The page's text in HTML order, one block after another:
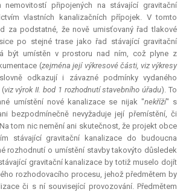
nemovitostí připojených na stávající gravitační
vlastních kanalizačních přípojek. V tomto
za podstatné, že nově umisťovaný řad tlakové
po stejné trase jako řad stávající gravitační
být umístěn v prostoru nad ním, což plyne z
(zejména její výkresové části, viz výkresy
odkazují i závazné podmínky vydaného
(viz výrok II. bod 1 rozhodnutí stavebního úřadu). To
umístění nové kanalizace se nijak "nekříží" s
bezpodmínečně nevyžaduje její přemístění, či
tom nic nemění ani skutečnost, že projekt obce
stávající gravitační kanalizace do budoucna
rozhodnutí o umístění stavby takovýto důsledek
gravitační kanalizace by totiž muselo dojít
rozhodovacího procesu, jehož předmětem by
či s ní související provozování. Předmětem